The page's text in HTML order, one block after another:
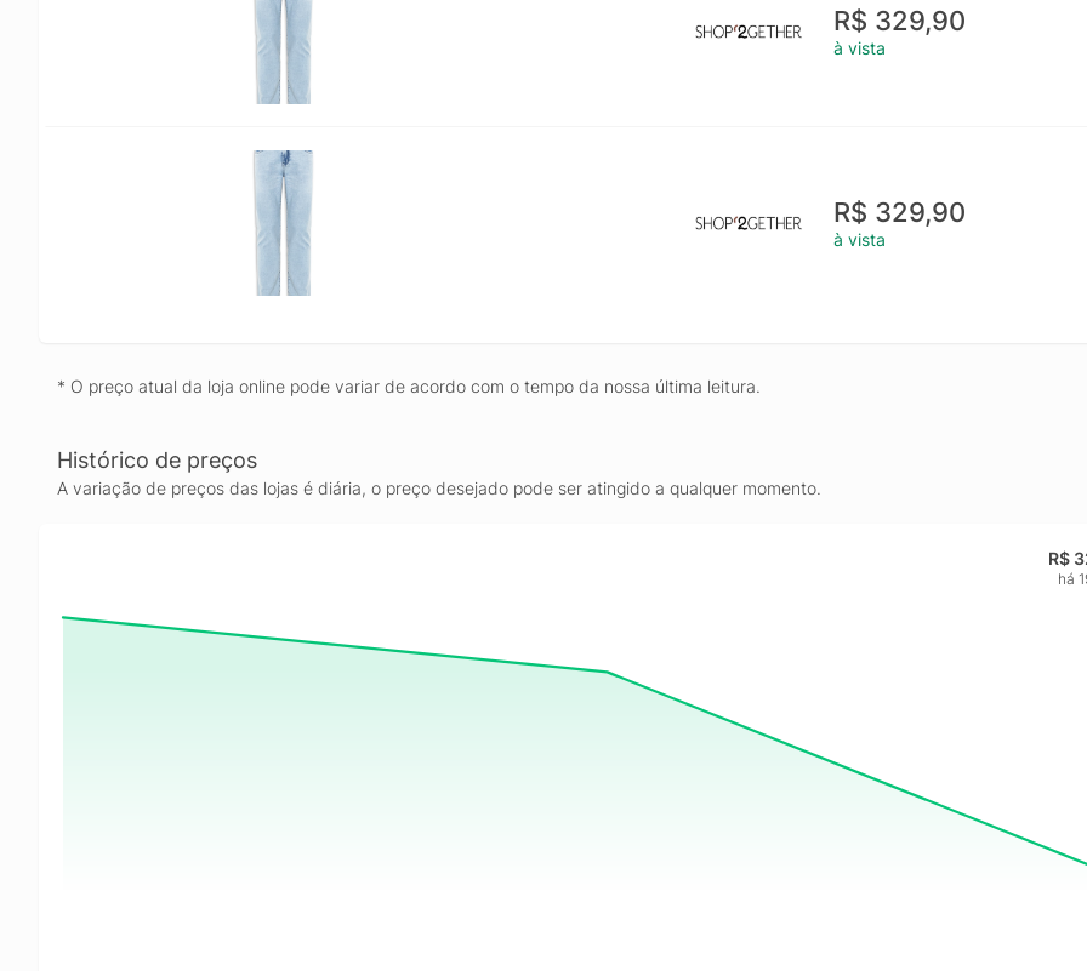
R$ 329,90
à vista
R$ 329,90
à vista
* O preço atual da loja online pode variar de acordo com o tempo da nossa última leitura.
Histórico de preços
A variação de preços das lojas é diária, o preço desejado pode ser atingido a qualquer momento.
R$
há